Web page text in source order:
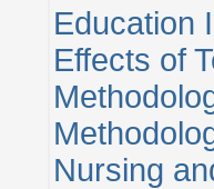
Education
Effects of
Nursing